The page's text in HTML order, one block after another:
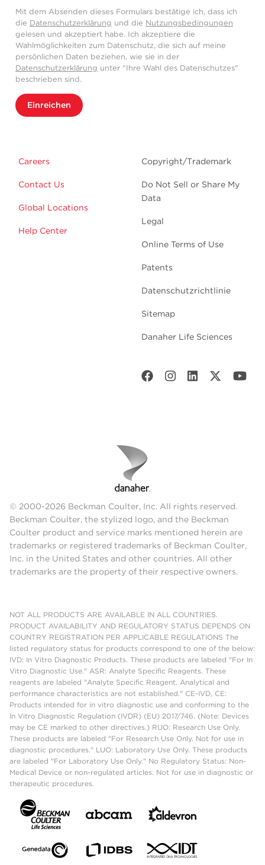
Mit dem Absenden dieses Formulars bestätige ich, dass ich
die Datenschutzerklärung und die Nutzungsbedingungen
gelesen und akzeptiert habe. Ich akzeptiere die
Wahlmöglichkeiten zum Datenschutz, die sich auf meine
persönlichen Daten beziehen, wie sie in der
Datenschutzerklärung unter "Ihre Wahl des Datenschutzes"
beschrieben sind.
Einreichen
Careers
Contact Us
Global Locations
Help Center
Copyright/Trademark
Do Not Sell or Share My
Data
Legal
Online Terms of Use
Patents
Datenschutzrichtlinie
Sitemap
Danaher Life Sciences
© 2000-2026 Beckman Coulter, Inc. All rights reserved.
Beckman Coulter, the stylized logo, and the Beckman
Coulter product and service marks mentioned herein are
trademarks or registered trademarks of Beckman Coulter,
Inc. in the United States and other countries. All other
trademarks are the property of their respective owners.
NOT ALL PRODUCTS ARE AVAILABLE IN ALL COUNTRIES.
PRODUCT AVAILABILITY AND REGULATORY STATUS DEPENDS ON
COUNTRY REGISTRATION PER APPLICABLE REGULATIONS The
listed regulatory status for products correspond to one of the below:
IVD: In Vitro Diagnostic Products. These products are labeled "For In
Vitro Diagnostic Use." ASR: Analyte Specific Reagents. These
reagents are labeled "Analyte Specific Reagent. Analytical and
performance characteristics are not established." CE-IVD, CE:
Products intended for in vitro diagnostic use and conforming to the
In Vitro Diagnostic Regulation (IVDR) (EU) 2017/746. (Note: Devices
may be CE marked to other directives.) RUO: Research Use Only.
These products are labeled "For Research Use Only. Not for use in
diagnostic procedures." LUO: Laboratory Use Only. These products
are labeled "For Laboratory Use Only." No Regulatory Status: Non-
Medical Device or non-regulated articles. Not for use in diagnostic or
therapeutic procedures.